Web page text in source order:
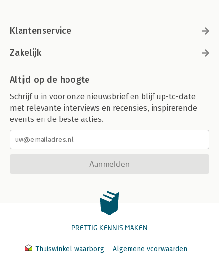
Klantenservice
Zakelijk
Altijd op de hoogte
Schrijf u in voor onze nieuwsbrief en blijf up-to-date
met relevante interviews en recensies, inspirerende
events en de beste acties.
Aanmelden
PRETTIG KENNIS MAKEN
Thuiswinkel waarborg
Algemene voorwaarden